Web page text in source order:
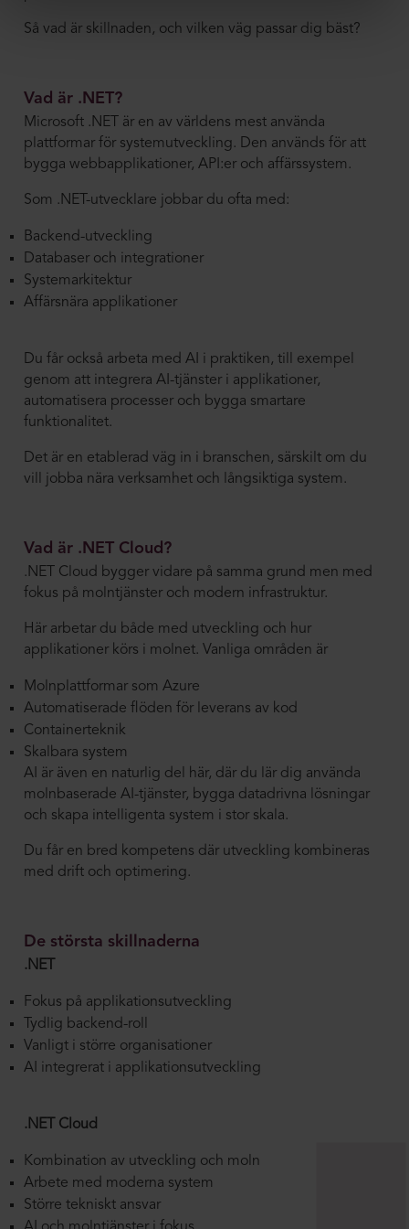
Så vad är skillnaden, och vilken väg passar dig bäst?
Vad är .NET?
Microsoft .NET
är en av världens mest använda
plattformar för systemutveckling. Den används för att
bygga webbapplikationer, API:er och affärssystem.
Som .NET-utvecklare jobbar du ofta med:
Backend-utveckling
Databaser och integrationer
Systemarkitektur
Affärsnära applikationer
Du får också arbeta med AI i praktiken, till exempel
genom att integrera AI-tjänster i applikationer,
automatisera processer och bygga smartare
funktionalitet.
Det är en etablerad väg in i branschen, särskilt om du
vill jobba nära verksamhet och långsiktiga system.
Vad är .NET Cloud?
.NET Cloud bygger vidare på samma grund men med
fokus på molntjänster och modern infrastruktur.
Här arbetar du både med utveckling och hur
applikationer körs i molnet. Vanliga områden är
Molnplattformar som Azure
Automatiserade flöden för leverans av kod
Containerteknik
Skalbara system
AI är även en naturlig del här, där du lär dig använda
molnbaserade AI-tjänster, bygga datadrivna lösningar
och skapa intelligenta system i stor skala.
Du får en bred kompetens där utveckling kombineras
med drift och optimering.
De största skillnaderna
.NET
Fokus på applikationsutveckling
Tydlig backend-roll
Vanligt i större organisationer
AI integrerat i applikationsutveckling
.NET Cloud
Kombination av utveckling och moln
Arbete med moderna system
Större tekniskt ansvar